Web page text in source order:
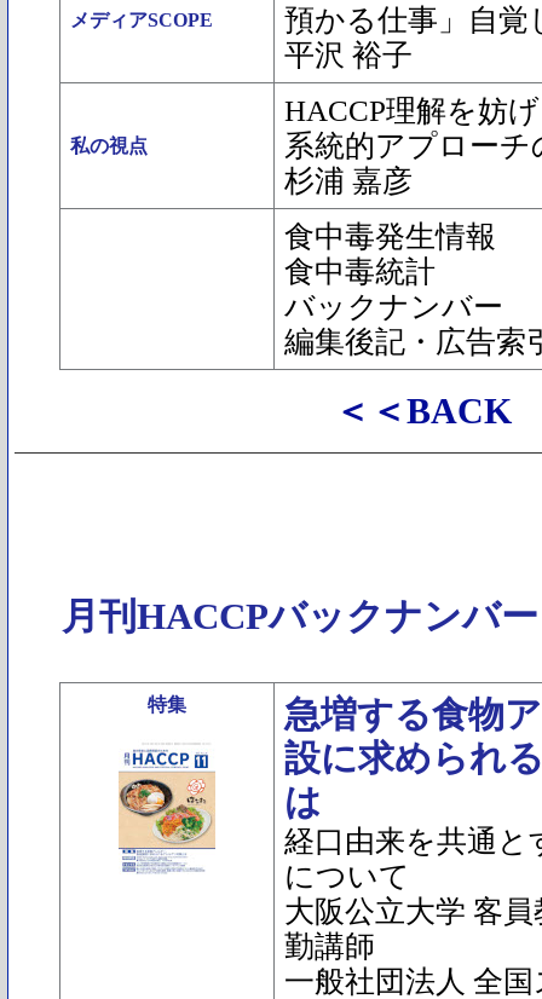
メディアSCOPE
預かる仕事」自覚
平沢 裕子
私の視点
HACCP理解を妨
系統的アプロー
杉浦 嘉彦
食中毒発生情報
食中毒統計
バックナンバー
編集後記・広告索
＜＜BACK
月刊HACCPバックナンバー
特集
急増する食物
設に求められ
は
経口由来を共通
について
大阪公立大学 客
勤講師
一般社団法人 全